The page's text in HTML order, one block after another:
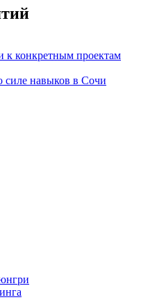
к конкретным проектам
навыков в Сочи